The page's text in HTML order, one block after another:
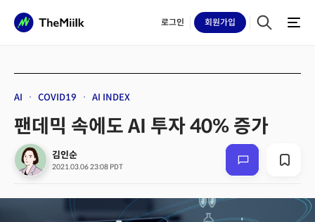
로그인 회원가입
AI COVID19 AI INDEX
팬데믹 속에도 AI 투자 40% 증가
김인순
2021.03.06 23:08 PDT